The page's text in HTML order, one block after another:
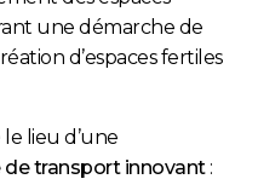
une démarche de
d’espaces fertiles
lieu d’une
transport innovant: